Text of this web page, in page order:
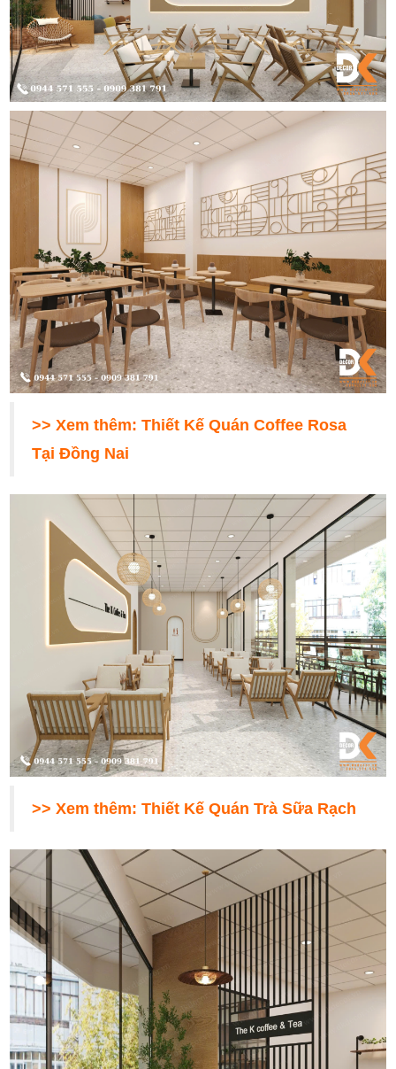
>> Xem thêm:Thiết Kế Quán Coffee Rosa
Tại Đồng Nai
>> Xem thêm:Thiết Kế Quán Trà Sữa Rạch